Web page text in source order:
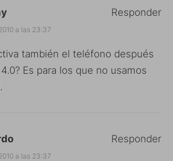
a las 23:37
también el teléfono después
Es para los que no usamos
Responder
a las 23:37
Responder